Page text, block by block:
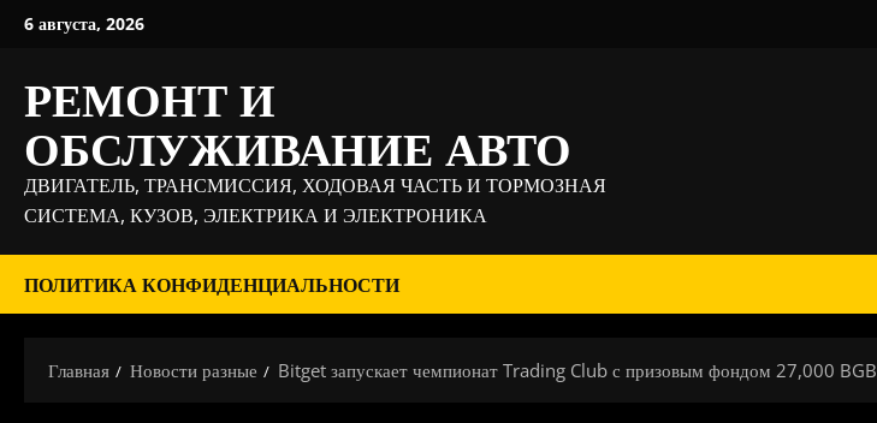
Перейти
6 августа, 2026
РЕМОНТ И
ОБСЛУЖИВАНИЕ АВТО
ДВИГАТЕЛЬ, ТРАНСМИССИЯ, ХОДОВАЯ ЧАСТЬ И ТОРМОЗНАЯ
СИСТЕМА, КУЗОВ, ЭЛЕКТРИКА И ЭЛЕКТРОНИКА
ПОЛИТИКА КОНФИДЕНЦИАЛЬНОСТИ
Главная Новости разные Bitget запускает чемпионат Trading Club с призовым фондом 27,000 BGB